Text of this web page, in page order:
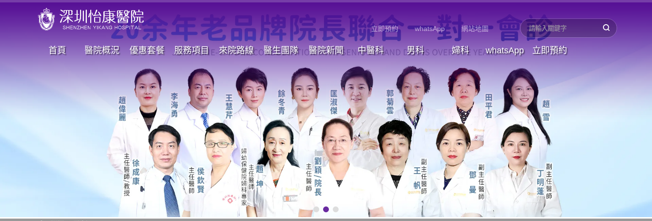
立即預約 whatsApp 網站地圖
首頁 醫院概況 優惠套餐 服務項目 來院路線 醫生團隊 醫院新聞 中醫科 男科 婦科 whatsApp 立即預約